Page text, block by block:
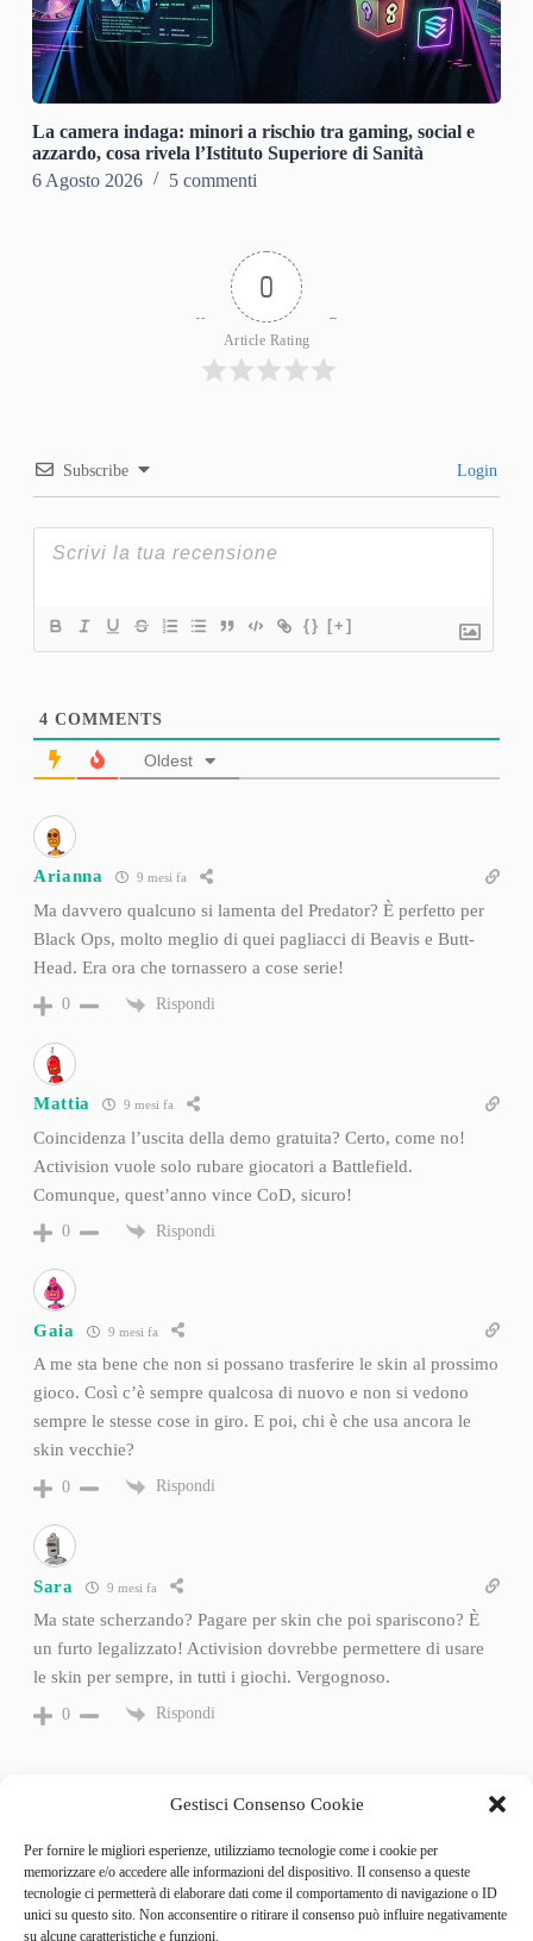
Gestisci Consenso Cookie
Per fornire le migliori esperienze, utilizziamo tecnologie come i cookie per
memorizzare e/o accedere alle informazioni del dispositivo. Il consenso a queste
tecnologie ci permetterà di elaborare dati come il comportamento di navigazione o ID
unici su questo sito. Non acconsentire o ritirare il consenso può influire negativamente
su alcune caratteristiche e funzioni.
La camera indaga: minori a rischio tra gaming, social e
azzardo, cosa rivela l’Istituto Superiore di Sanità
6 Agosto 2026
5 commenti
0
Article Rating
Subscribe Login
{} [+]
4 COMMENTS
Oldest
Arianna 9 mesi fa
Ma davvero qualcuno si lamenta del Predator? È perfetto per
Black Ops, molto meglio di quei pagliacci di Beavis e Butt-
Head. Era ora che tornassero a cose serie!
0 Rispondi
Mattia 9 mesi fa
Coincidenza l’uscita della demo gratuita? Certo, come no!
Activision vuole solo rubare giocatori a Battlefield.
Comunque, quest’anno vince CoD, sicuro!
0 Rispondi
Gaia 9 mesi fa
A me sta bene che non si possano trasferire le skin al prossimo
gioco. Così c’è sempre qualcosa di nuovo e non si vedono
sempre le stesse cose in giro. E poi, chi è che usa ancora le
skin vecchie?
0 Rispondi
Sara 9 mesi fa
Ma state scherzando? Pagare per skin che poi spariscono? È
un furto legalizzato! Activision dovrebbe permettere di usare
le skin per sempre, in tutti i giochi. Vergognoso.
0 Rispondi